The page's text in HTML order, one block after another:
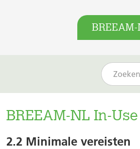
BREEAM-NL In-
2.2 Minimale vereisten